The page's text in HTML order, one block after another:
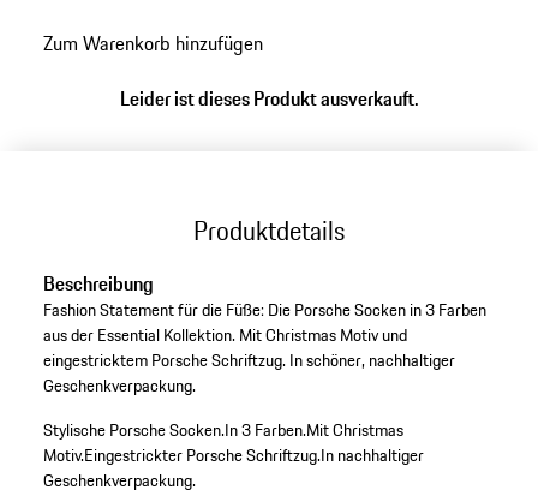
Zum Warenkorb hinzufügen
Leider ist dieses Produkt ausverkauft.
Produktdetails
Beschreibung
Fashion Statement für die Füße: Die Porsche Socken in 3 Farben
aus der Essential Kollektion. Mit Christmas Motiv und
eingestricktem Porsche Schriftzug. In schöner, nachhaltiger
Geschenkverpackung.
Stylische Porsche Socken.In 3 Farben.Mit Christmas
Motiv.Eingestrickter Porsche Schriftzug.In nachhaltiger
Geschenkverpackung.